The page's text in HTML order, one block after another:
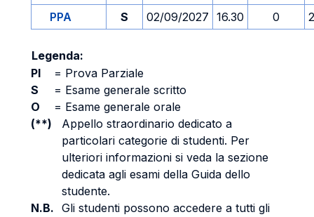
PPA
S 02/09/2027 16.30 0
Legenda:
PI
= Prova Parziale
S
= Esame generale scritto
O
= Esame generale orale
(**)
Appello straordinario dedicato a
particolari categorie di studenti. Per
ulteriori informazioni si veda la sezione
dedicata agli esami della Guida dello
studente.
N.B. Gli studenti possono accedere a tutti gli